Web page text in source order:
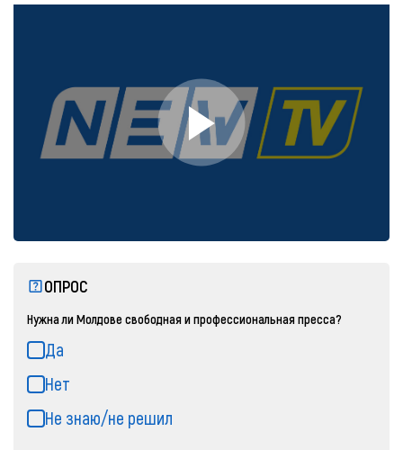
ОПРОС
Нужна ли Молдове свободная и профессиональная пресса?
Да
Нет
Не знаю/не решил